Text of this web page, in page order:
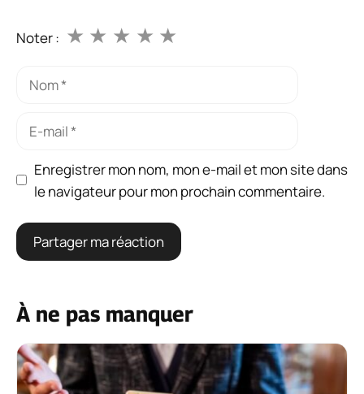
Noter : ★
★
★
★
★
Nom
Enregistrer mon nom, mon e-mail et mon site dans
le navigateur pour mon prochain commentaire.
À ne pas manquer